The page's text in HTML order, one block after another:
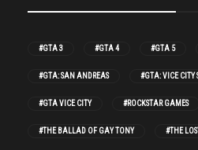
#GTA 3 #GTA 4 #GTA 5
#GTA: SAN ANDREAS #GTA: VICE CITY
#GTA VICE CITY #ROCKSTAR GAMES
#THE BALLAD OF GAY TONY #THE